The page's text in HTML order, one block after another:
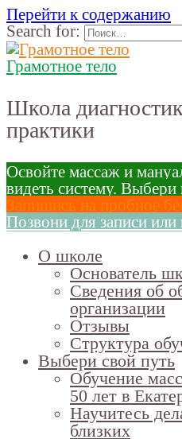
Перейти к содержанию
Search for:
Грамотное тело
Школа
практики
Освойте массаж и
видеть систему.
Запишись на пробное
Позвони для записи или
О школе
Основатель
Сведения об
организации
Отзывы
Структура
Выбери свой путь
Обучение
50 лет в
Научитесь
близких